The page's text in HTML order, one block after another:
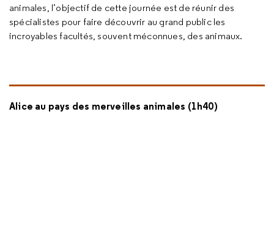
animales, l’objectif de cette journée est de réunir des
spécialistes pour faire découvrir au grand public les
incroyables facultés, souvent méconnues, des animaux.
Alice au pays des merveilles animales (1h40)